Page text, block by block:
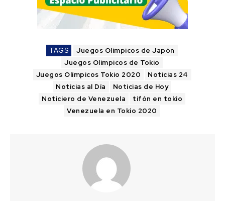
TAGS
Juegos Olímpicos de Japón
Juegos Olímpicos de Tokio
Juegos Olímpicos Tokio 2020
Noticias 24
Noticias al Día
Noticias de Hoy
Noticiero de Venezuela
tifón en tokio
Venezuela en Tokio 2020